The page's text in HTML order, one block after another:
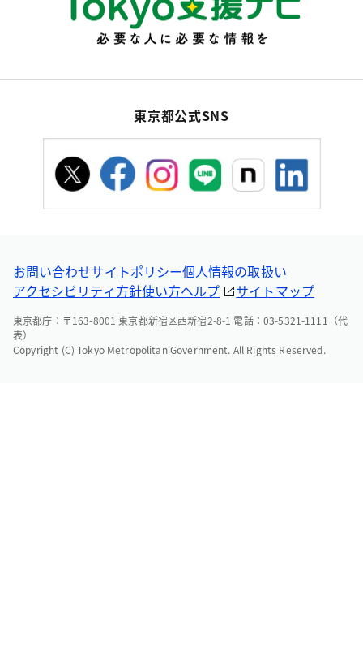
東京都公式SNS
お問い合わせサイトポリシー個人情報の取扱い
アクセシビリティ方針使い方ヘルプ サイトマップ
東京都庁：〒163-8001 東京都新宿区西新宿2-8-1 電話：03-5321-1111（代
表）
Copyright (C) Tokyo Metropolitan Government. All Rights Reserved.